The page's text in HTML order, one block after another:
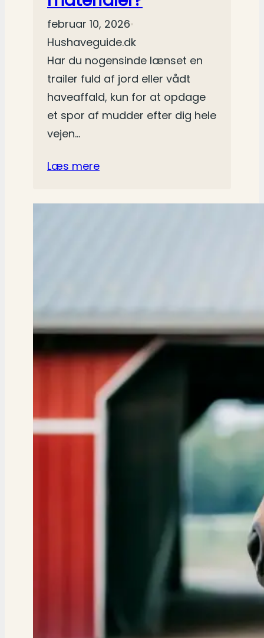
februar 10, 2026•
Hushaveguide.dk
Har du nogensinde lænset en
trailer fuld af jord eller vådt
haveaffald, kun for at opdage
et spor af mudder efter dig hele
vejen…
Læs mere